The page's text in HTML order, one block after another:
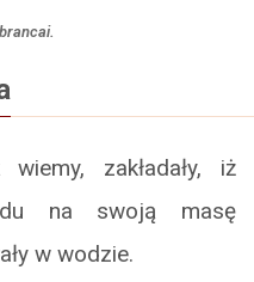
zakładały, iż
na swoją masę
w wodzie.